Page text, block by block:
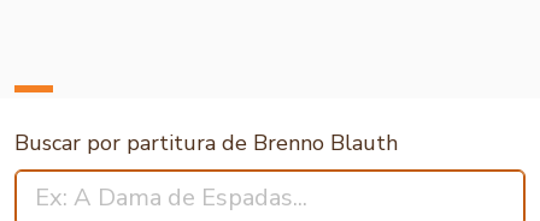
Buscar por partitura de Brenno Blauth